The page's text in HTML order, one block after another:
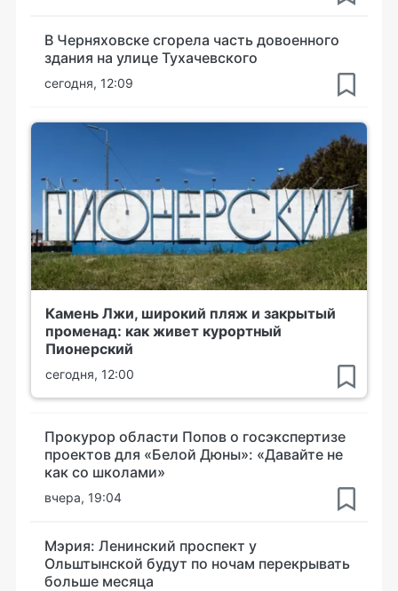
В Черняховске сгорела часть довоенного
здания на улице Тухачевского
сегодня, 12:09
Камень Лжи, широкий пляж и закрытый
променад: как живет курортный
Пионерский
сегодня, 12:00
Прокурор области Попов о госэкспертизе
проектов для «Белой Дюны»: «Давайте не
как со школами»
вчера, 19:04
Мэрия: Ленинский проспект у
Ольштынской будут по ночам перекрывать
больше месяца